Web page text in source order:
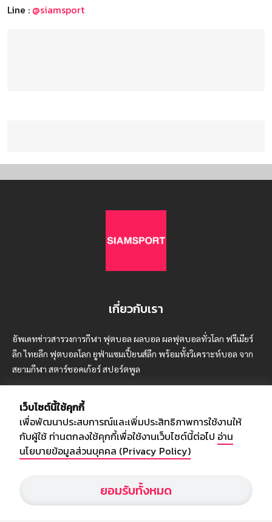
Line : @siamsport
เกี่ยวกับเรา
อัพเดทข่าวสารวงการกีฬา ฟุตบอล ผลบอล ผลฟุตบอลทั่วโลก ฟรีเมียร์
ลีก ไทยลีก ฟุตบอลโลก ยูฟ่าแซมเปี้ยนส์ลีก พร้อมทั้งวิเคราะห์บอล จาก
สยามกีฬา สตาร์ชอคเก้อร์ สปอร์ตพูล
บริษัท สยามสปอร์ต ซินติเคท จำกัด (มหาชน)
เลขที่ 66/26 - 29 ซอยรามอินทรา 40
โทร : 02-5088-000
เว็บไซต์นี้ใช้คุกกี้
เพื่อพัฒนาประสบการณ์และเพิ่มประสิทธิภาพการใช้งานให้
กับผู้ใช้ ท่านตกลงใช้คุกกี้เพื่อใช้งานเว็บไซต์นี้ต่อไป อ่าน
นโยบายข้อมูลส่วนบุคคล (Privacy Policy)
ยอมรับทั้งหมด